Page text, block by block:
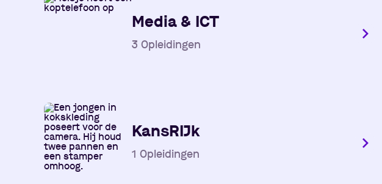
Media & ICT
3 Opleidingen
KansRIJk
1 Opleidingen